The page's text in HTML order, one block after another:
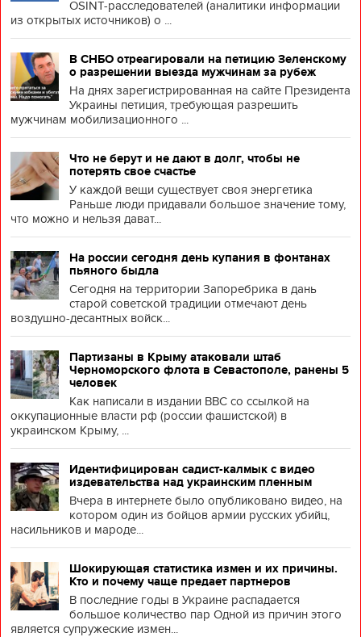
OSINT-расследователей (аналитики информации
из открытых источников) о ...
В СНБО отреагировали на петицию Зеленскому
о разрешении выезда мужчинам за рубеж
На днях зарегистрированная на сайте Президента
Украины петиция, требующая разрешить
мужчинам мобилизационного ...
Что не берут и не дают в долг, чтобы не
потерять свое счастье
У каждой вещи существует своя энергетика
Раньше люди придавали большое значение тому,
что можно и нельзя дават...
На россии сегодня день купания в фонтанах
пьяного быдла
Сегодня на территории Запоребрика в дань
старой советской традиции отмечают день
воздушно-десантных войск...
Партизаны в Крыму атаковали штаб
Черноморского флота в Севастополе, ранены 5
человек
Как написали в издании BBC со ссылкой на
оккупационные власти рф (россии фашистской) в
украинском Крыму, ...
Идентифицирован садист-калмык с видео
издевательства над украинским пленным
Вчера в интернете было опубликовано видео, на
котором один из бойцов армии русских убийц,
насильников и мароде...
Шокирующая статистика измен и их причины.
Кто и почему чаще предает партнеров
В последние годы в Украине распадается
большое количество пар Одной из причин этого
является супружеские измен...